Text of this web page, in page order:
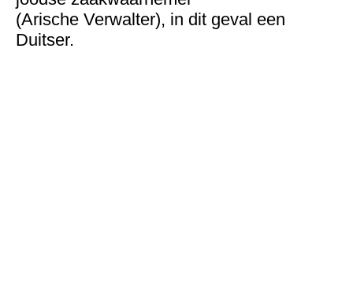
(Arische Verwalter), in dit geval een
Duitser.